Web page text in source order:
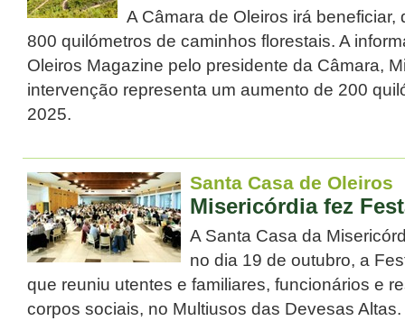
A Câmara de Oleiros irá beneficiar,
800 quilómetros de caminhos florestais. A
Oleiros Magazine pelo presidente da Câmara,
intervenção representa um aumento de 200
2025.
Santa Casa de Oleiros
Misericórdia fez
A Santa Casa da
no dia 19 de outubro, a
que reuniu utentes e familiares, funcionários e
corpos sociais, no Multiusos das Devesas Altas.